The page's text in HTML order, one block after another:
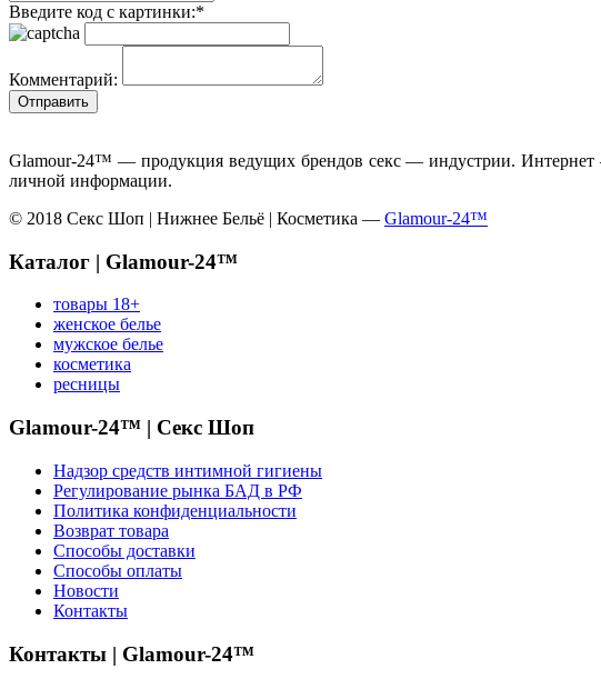
Введите код с картинки:*
Комментарий:
Glamour-24™ — продукция ведущих брендов секс — индустрии. Интернет
личной информации.
© 2018 Секс Шоп | Нижнее Бельё | Косметика — Glamour-24™
Каталог | Glamour-24™
товары 18+
женское белье
мужское белье
косметика
ресницы
Glamour-24™ | Секс Шоп
Надзор средств интимной гигиены
Регулирование рынка БАД в РФ
Политика конфиденциальности
Возврат товара
Способы доставки
Способы оплаты
Новости
Контакты
Контакты | Glamour-24™